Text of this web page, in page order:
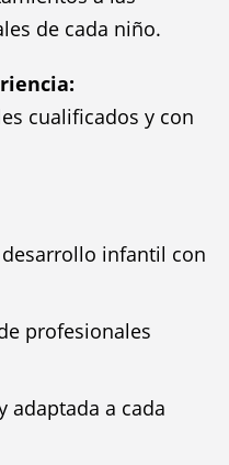
de cada niño.
cualificados y con
infantil con
profesionales
adaptada a cada